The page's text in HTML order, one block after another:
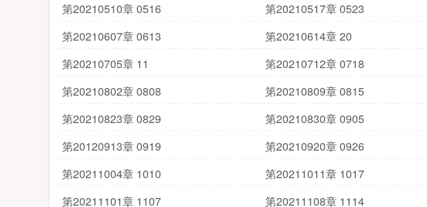
第20210510章 0516
第20210517章 0523
第20210607章 0613
第20210614章 20
第20210705章 11
第20210712章 0718
第20210802章 0808
第20210809章 0815
第20210823章 0829
第20210830章 0905
第20120913章 0919
第20210920章 0926
第20211004章 1010
第20211011章 1017
第20211101章 1107
第20211108章 1114